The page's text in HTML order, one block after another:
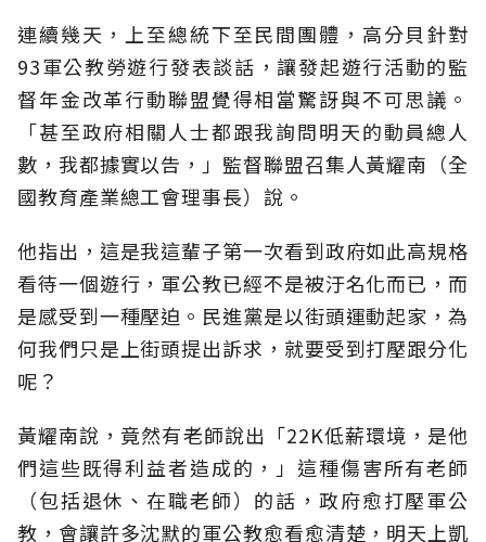
連續幾天，上至總統下至民間團體，高分貝針對
93軍公教勞遊行發表談話，讓發起遊行活動的監
督年金改革行動聯盟覺得相當驚訝與不可思議。
「甚至政府相關人士都跟我詢問明天的動員總人
數，我都據實以告，」監督聯盟召集人黃耀南（全
國教育產業總工會理事長）說。
他指出，這是我這輩子第一次看到政府如此高規格
看待一個遊行，軍公教已經不是被汙名化而已，而
是感受到一種壓迫。民進黨是以街頭運動起家，為
何我們只是上街頭提出訴求，就要受到打壓跟分化
呢？
黃耀南說，竟然有老師說出「22K低薪環境，是他
們這些既得利益者造成的，」這種傷害所有老師
（包括退休、在職老師）的話，政府愈打壓軍公
教，會讓許多沈默的軍公教愈看愈清楚，明天上凱